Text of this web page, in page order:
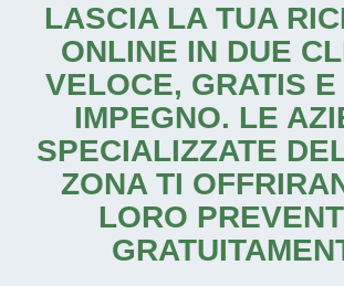
LASCIA LA TUA
ONLINE IN DUE
VELOCE, GRATIS
IMPEGNO. LE
SPECIALIZZATE
ZONA TI
LORO